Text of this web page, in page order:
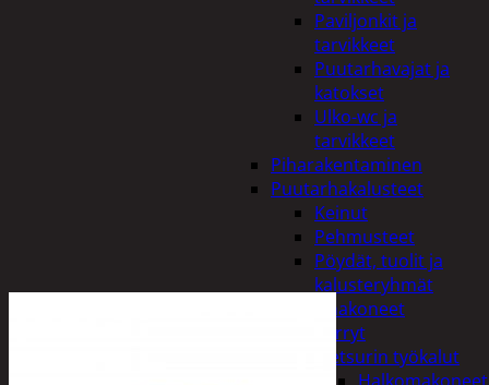
Paviljonkit ja
tarvikkeet
Puutarhavajat ja
katokset
Ulko-wc ja
tarvikkeet
Piharakentaminen
Puutarhakalusteet
Keinut
Pehmusteet
Pöydät, tuolit ja
kalusteryhmät
Puutarhakoneet
Kärryt
Metsurin työkalut